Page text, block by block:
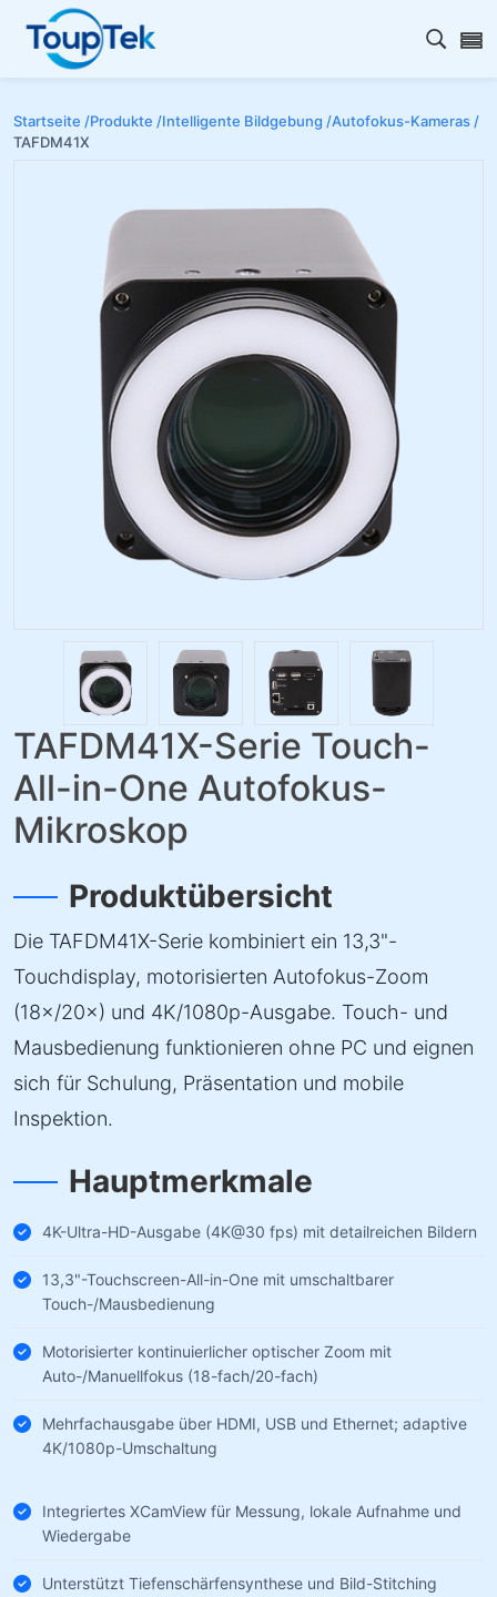
Open
Startseite /Produkte /Intelligente Bildgebung /Autofokus-Kameras /
TAFDM41X
TAFDM41X-Serie Touch-
All-in-One Autofokus-
Mikroskop
Produktübersicht
Die TAFDM41X-Serie kombiniert ein 13,3"-
Touchdisplay, motorisierten Autofokus-Zoom
(18×/20×) und 4K/1080p-Ausgabe. Touch- und
Mausbedienung funktionieren ohne PC und eignen
sich für Schulung, Präsentation und mobile
Inspektion.
Hauptmerkmale
4K-Ultra-HD-Ausgabe (4K@30 fps) mit detailreichen Bildern
13,3"-Touchscreen-All-in-One mit umschaltbarer
Touch-/Mausbedienung
Motorisierter kontinuierlicher optischer Zoom mit
Auto-/Manuellfokus (18-fach/20-fach)
Mehrfachausgabe über HDMI, USB und Ethernet; adaptive
4K/1080p-Umschaltung
Integriertes XCamView für Messung, lokale Aufnahme und
Wiedergabe
Unterstützt Tiefenschärfensynthese und Bild-Stitching